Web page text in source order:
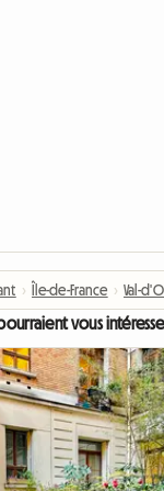
› Île-de-France › Val-
vous